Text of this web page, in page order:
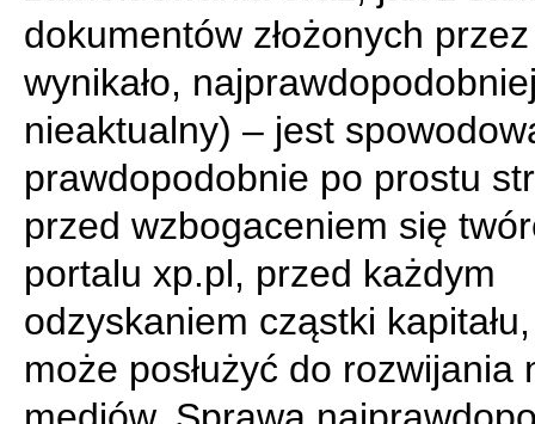
dokumentów złożonych
wynikało,
nieaktualny) – jest
prawdopodobnie po prostu
przed wzbogaceniem się
portalu xp.pl, przed każdym
odzyskaniem cząstki
może posłużyć do rozwijania